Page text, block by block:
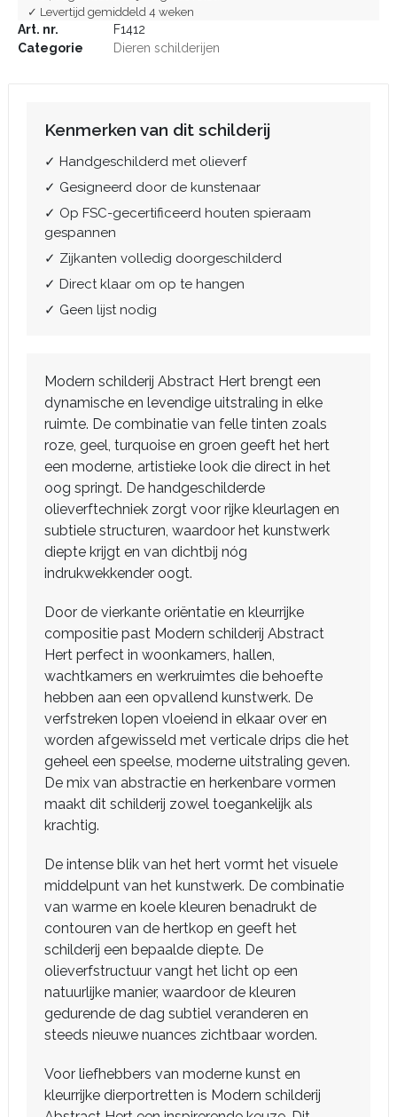
✓ Levertijd gemiddeld 4 weken
Art. nr.
F1412
Categorie
Dieren schilderijen
Kenmerken van dit schilderij
✓ Handgeschilderd met olieverf
✓ Gesigneerd door de kunstenaar
✓ Op FSC-gecertificeerd houten spieraam
gespannen
✓ Zijkanten volledig doorgeschilderd
✓ Direct klaar om op te hangen
✓ Geen lijst nodig
Modern schilderij Abstract Hert brengt een
dynamische en levendige uitstraling in elke
ruimte. De combinatie van felle tinten zoals
roze, geel, turquoise en groen geeft het hert
een moderne, artistieke look die direct in het
oog springt. De handgeschilderde
olieverftechniek zorgt voor rijke kleurlagen en
subtiele structuren, waardoor het kunstwerk
diepte krijgt en van dichtbij nóg
indrukwekkender oogt.
Door de vierkante oriëntatie en kleurrijke
compositie past Modern schilderij Abstract
Hert perfect in woonkamers, hallen,
wachtkamers en werkruimtes die behoefte
hebben aan een opvallend kunstwerk. De
verfstreken lopen vloeiend in elkaar over en
worden afgewisseld met verticale drips die het
geheel een speelse, moderne uitstraling geven.
De mix van abstractie en herkenbare vormen
maakt dit schilderij zowel toegankelijk als
krachtig.
De intense blik van het hert vormt het visuele
middelpunt van het kunstwerk. De combinatie
van warme en koele kleuren benadrukt de
contouren van de hertkop en geeft het
schilderij een bepaalde diepte. De
olieverfstructuur vangt het licht op een
natuurlijke manier, waardoor de kleuren
gedurende de dag subtiel veranderen en
steeds nieuwe nuances zichtbaar worden.
Voor liefhebbers van moderne kunst en
kleurrijke dierportretten is Modern schilderij